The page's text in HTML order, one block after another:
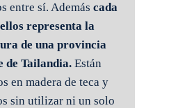
entre sí. Además cada
representa la
de una provincia
de Tailandia. Están
en madera de teca y
sin utilizar ni un solo